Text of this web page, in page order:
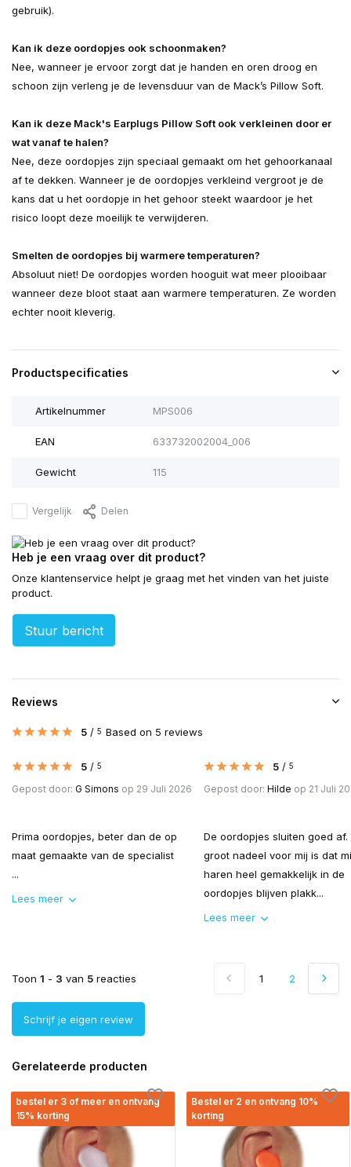
gebruik).
Kan ik deze oordopjes ook schoonmaken?
Nee, wanneer je ervoor zorgt dat je handen en oren droog en
schoon zijn verleng je de levensduur van de Mack’s Pillow Soft.
Kan ik deze Mack's Earplugs Pillow Soft ook verkleinen door er
wat vanaf te halen?
Nee, deze oordopjes zijn speciaal gemaakt om het gehoorkanaal
af te dekken. Wanneer je de oordopjes verkleind vergroot je de
kans dat u het oordopje in het gehoor steekt waardoor je het
risico loopt deze moeilijk te verwijderen.
Smelten de oordopjes bij warmere temperaturen?
Absoluut niet! De oordopjes worden hooguit wat meer plooibaar
wanneer deze bloot staat aan warmere temperaturen. Ze worden
echter nooit kleverig.
Productspecificaties
Artikelnummer MPS006
EAN 633732002004_006
Gewicht 115
Vergelijk Delen
Heb je een vraag over dit product?
Onze klantenservice helpt je graag met het vinden van het juiste
product.
Stuur bericht
Reviews
5 / 5 Based on 5 reviews
5 / 5
Gepost door: G Simons op 29 Juli 2026
Prima oordopjes, beter dan de op
maat gemaakte van de specialist
...
Lees meer
5 / 5
Gepost door: Hilde op 21 Juli
De oordopjes sluiten goed af.
groot nadeel voor mij is dat
haren heel gemakkelijk in de
oordopjes blijven plakk...
Lees meer
Toon 1 - 3 van 5 reacties 1 2
Schrijf je eigen review
Gerelateerde producten
bestel er 3 of meer en ontvang
15% korting
Bestel er 2 en ontvang 10%
korting